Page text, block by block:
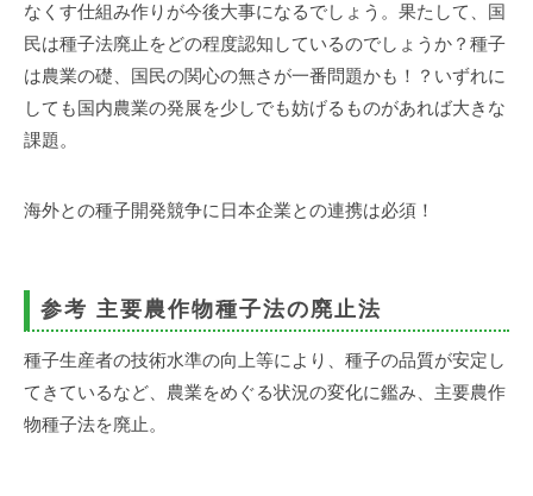
なくす仕組み作りが今後大事になるでしょう。果たして、国
民は種子法廃止をどの程度認知しているのでしょうか？種子
は農業の礎、国民の関心の無さが一番問題かも！？いずれに
しても国内農業の発展を少しでも妨げるものがあれば大きな
課題。
海外との種子開発競争に日本企業との連携は必須！
参考 主要農作物種子法の廃止法
種子生産者の技術水準の向上等により、種子の品質が安定し
てきているなど、農業をめぐる状況の変化に鑑み、主要農作
物種子法を廃止。